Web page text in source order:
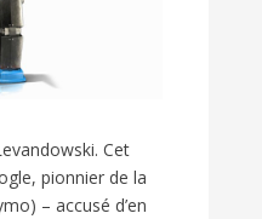
Cet
pionnier de la
– accusé d’en